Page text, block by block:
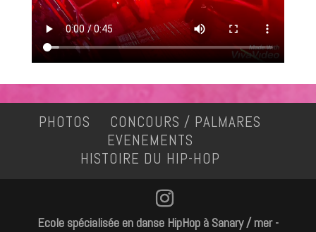
PHOTOS
CONCOURS / PALMARES
EVENEMENTS
HISTOIRE DU HIP-HOP
Ecole spécialisée en danse HipHop à Sanary / mer -